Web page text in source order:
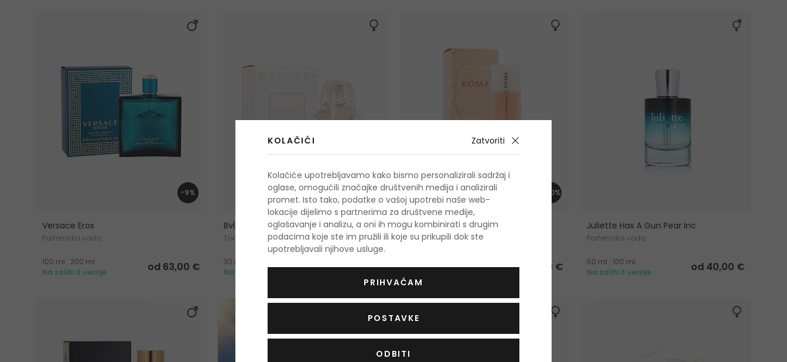
-9%
Versace Eros
Parfemska voda
100 ml
200 ml
Na zalihi 3 verzije
od 63,00 €
-14%
Bvlgari Omnia Crystalline
Toaletna voda
30 ml
Na zalihi 5 verzije
od 64,00 €
-20%
Laura Biagiotti Roma
Toaletna voda
od 22,00 €
Juliette Has A Gun Pear Inc
Parfemska voda
50 ml
100 ml
Na zalihi 3 verzije
od 40,00 €
KOLAČIĆI Zatvoriti
Kolačiće upotrebljavamo kako bismo personalizirali sadržaj i
oglase, omogućili značajke društvenih medija i analizirali
promet. Isto tako, podatke o vašoj upotrebi naše web-
lokacije dijelimo s partnerima za društvene medije,
oglašavanje i analizu, a oni ih mogu kombinirati s drugim
podacima koje ste im pružili ili koje su prikupili dok ste
upotrebljavali njihove usluge.
PRIHVAĆAM
POSTAVKE
ODBITI